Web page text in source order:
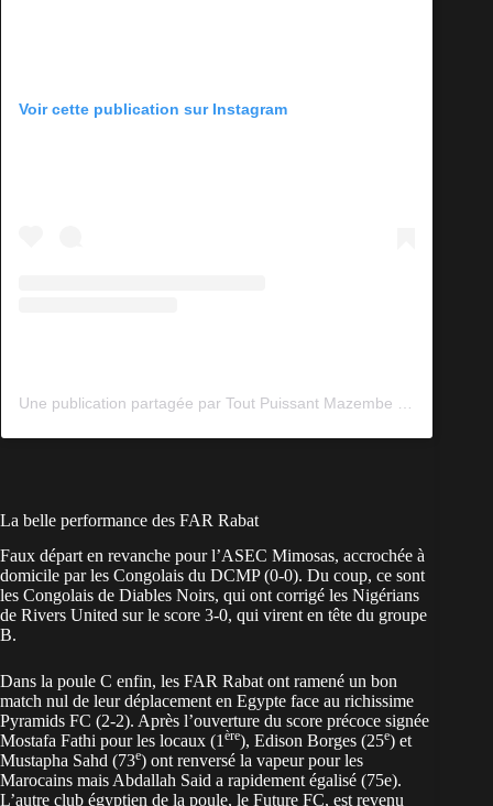
Voir cette publication sur Instagram
La belle performance des FAR Rabat
Faux départ en revanche pour l’ASEC Mimosas, accrochée à
domicile par les Congolais du DCMP (0-0). Du coup, ce sont
les Congolais de Diables Noirs, qui ont corrigé les Nigérians
de Rivers United sur le score 3-0, qui virent en tête du groupe
B.
Dans la poule C enfin, les FAR Rabat ont ramené un bon
match nul de leur déplacement en Egypte face au richissime
Pyramids FC (2-2). Après l’ouverture du score précoce signée
Mostafa Fathi pour les locaux (1ère), Edison Borges (25e) et
Mustapha Sahd (73e) ont renversé la vapeur pour les
Marocains mais Abdallah Said a rapidement égalisé (75e).
L’autre club égyptien de la poule, le Future FC, est revenu